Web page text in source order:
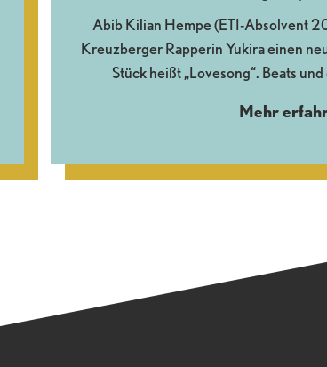
Abib Kilian Hempe (ETI-Absolvent
Kreuzberger Rapperin Yukira einen
Stück heißt „Lovesong“. Beats
Mehr